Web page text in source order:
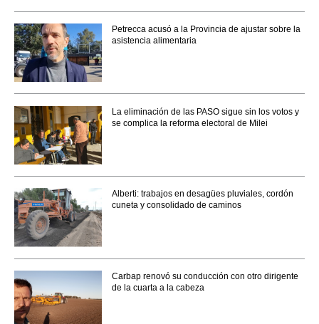
Petrecca acusó a la Provincia de ajustar sobre la
asistencia alimentaria
La eliminación de las PASO sigue sin los votos y
se complica la reforma electoral de Milei
Alberti: trabajos en desagües pluviales, cordón
cuneta y consolidado de caminos
Carbap renovó su conducción con otro dirigente
de la cuarta a la cabeza